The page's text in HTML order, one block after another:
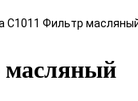
C1011 Фильтр
масляный